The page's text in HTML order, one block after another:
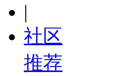
|
社区
推荐